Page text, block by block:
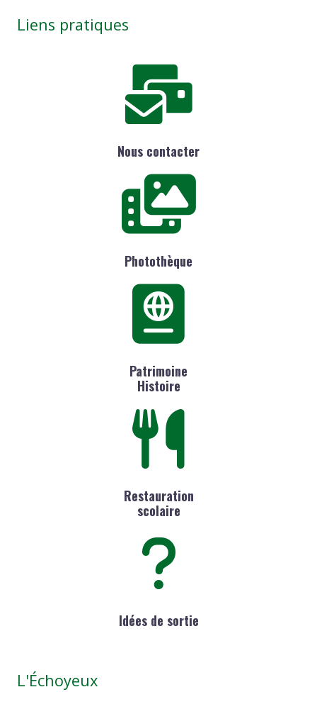
Liens pratiques
Nous contacter
Photothèque
Patrimoine
Histoire
Restauration
scolaire
Idées de sortie
L'Échoyeux